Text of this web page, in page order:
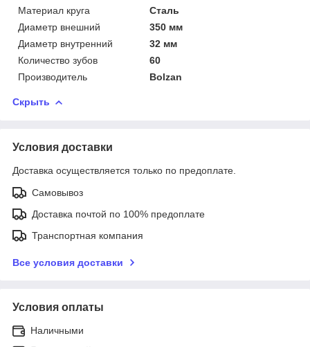
Материал круга
Сталь
Диаметр внешний
350 мм
Диаметр внутренний
32 мм
Количество зубов
60
Производитель
Bolzan
Скрыть
Условия доставки
Доставка осуществляется только по предоплате.
Самовывоз
Доставка почтой по 100% предоплате
Транспортная компания
Все условия доставки
Условия оплаты
Наличными